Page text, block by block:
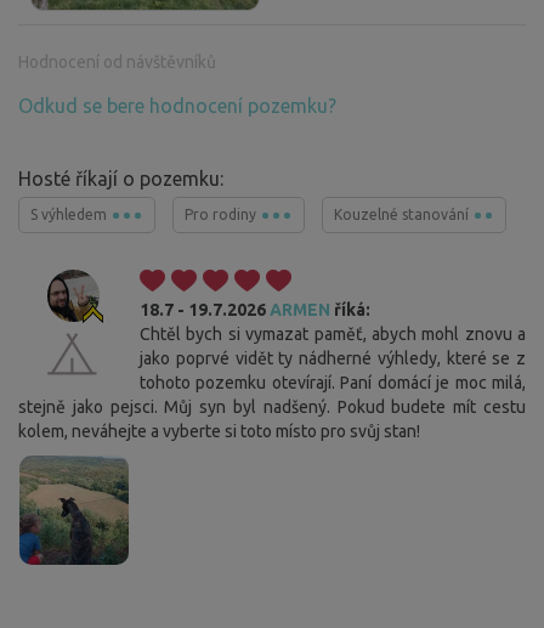
Hodnocení od návštěvníků
Odkud se bere hodnocení pozemku?
Hosté říkají o pozemku:
S výhledem Pro rodiny Kouzelné stanování
18.7 - 19.7.2026 ARMEN říká:
Chtěl bych si vymazat paměť, abych mohl znovu a
jako poprvé vidět ty nádherné výhledy, které se z
tohoto pozemku otevírají. Paní domácí je moc milá,
stejně jako pejsci. Můj syn byl nadšený. Pokud budete mít cestu
kolem, neváhejte a vyberte si toto místo pro svůj stan!